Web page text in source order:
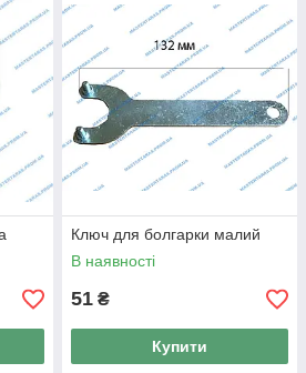
Ключ для болгарки малий
В наявності
51 ₴
Купити